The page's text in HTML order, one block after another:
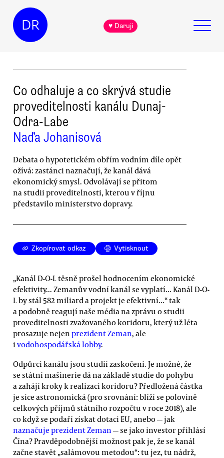
DR ♥ Daruji
Co odhaluje a co skrývá studie
proveditelnosti kanálu Dunaj-
Odra-Labe
Naďa Johanisová
Debata o hypotetickém obřím vodním díle opět
ožívá: zastánci naznačují, že kanál dává
ekonomický smysl. Odvolávají se přitom
na studii proveditelnosti, kterou v říjnu
představilo ministerstvo dopravy.
Zkopírovat odkaz Vytisknout
„Kanál D-O-L těsně prošel hodnocením ekonomické
efektivity... Zemanův vodní kanál se vyplatí... Kanál D-O-
L by stál 582 miliard a projekt je efektivní...“ tak
a podobně reagují naše média na zprávu o studii
proveditelnosti zvažovaného koridoru, který už léta
prosazuje nejen prezident Zeman, ale
i vodohospodářská lobby.
Odpůrci kanálu jsou studií zaskočeni. Je možné, že
se státní mašinerie dá na základě studie do pohybu
a zahájí kroky k realizaci koridoru? Předložená částka
je sice astronomická (pro srovnání: blíží se polovině
celkových příjmů státního rozpočtu v roce 2018), ale
co když se podaří získat dotaci EU, anebo — jak
naznačuje prezident Zeman — se jako investor přihlásí
Čína? Pravděpodobnější možnost pak je, že se kanál
začne stavět „salámovou metodou“: tu jez, tu nádrž,